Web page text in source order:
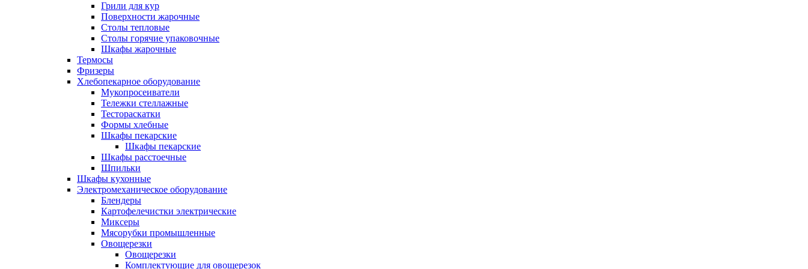
Грили для кур
Поверхности жарочные
Столы тепловые
Столы горячие упаковочные
Шкафы жарочные
Термосы
Фризеры
Хлебопекарное оборудование
Мукопросеиватели
Тележки стеллажные
Тестораскатки
Формы хлебные
Шкафы пекарские
Шкафы пекарские
Шкафы расстоечные
Шпильки
Шкафы кухонные
Электромеханическое оборудование
Блендеры
Картофелечистки электрические
Миксеры
Мясорубки промышленные
Овощерезки
Овощерезки
Комплектующие для овощерезок